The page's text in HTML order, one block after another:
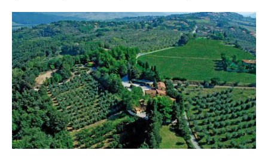
divenuta estremamente popolare in tutto il mondo.
Protagonista di un recente studio dell’Environmental Research
(Vol. 166, Oct. 2018, Pag 628-637), il forest bathing è al centro
[…]